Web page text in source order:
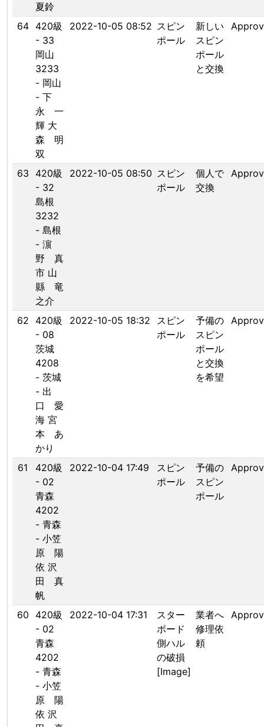
夏鈴
64
420級
- 33
岡山
3233
- 岡山
- 下
永 一
輝 大
森 明
双
2022-10-05 08:52 スピン
ポール
新しい
スピン
ポール
と交換
63
420級
- 32
島根
3232
- 島根
- 濵
野 真
市 山
縣 竜
之介
2022-10-05 08:50 スピン
ポール
個人で
交換
62
420級
- 08
茨城
4208
- 茨城
- 出
口 愛
海 宮
本 あ
かり
2022-10-05 18:32
スピン
ポール
予備の
スピン
ポール
と交換
を希望
61
420級
- 02
青森
4202
- 青森
- 小笠
原 陽
依 沢
田 真
帆
2022-10-04 17:49
スピン
ポール
予備の
スピン
ポール
60
420級
- 02
青森
4202
- 青森
- 小笠
原 陽
依 沢
2022-10-04 17:31
スター
ボード
側ハル
の破損
[Image]
業者へ
修理依
頼